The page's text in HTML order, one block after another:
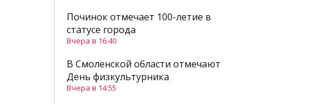
Починок отмечает 100-летие в
статусе города
Вчера в 16:40
В Смоленской области отмечают
День физкультурника
Вчера в 14:55